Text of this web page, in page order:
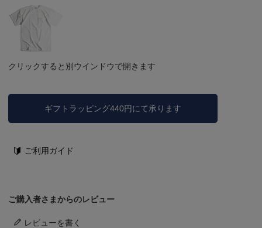
クリックすると別ウインドウで開きます
ギフトラッピング440円にて承ります
ご利用ガイド
ご購入者さまからのレビュー
レビューを書く